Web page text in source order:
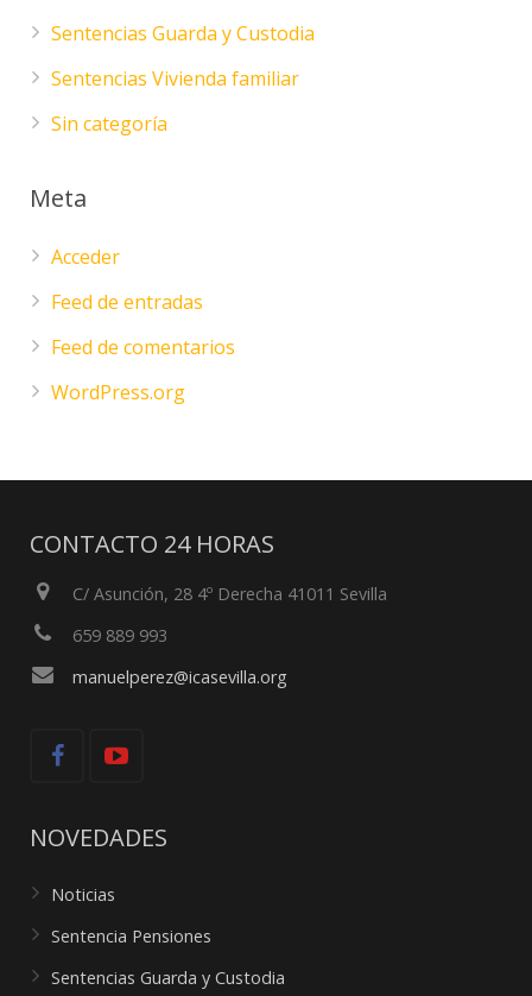
Sentencias Guarda y Custodia
Sentencias Vivienda familiar
Sin categoría
Meta
Acceder
Feed de entradas
Feed de comentarios
WordPress.org
CONTACTO 24 HORAS
C/ Asunción, 28 4º Derecha 41011 Sevilla
659 889 993
manuelperez@icasevilla.org
NOVEDADES
Noticias
Sentencia Pensiones
Sentencias Guarda y Custodia